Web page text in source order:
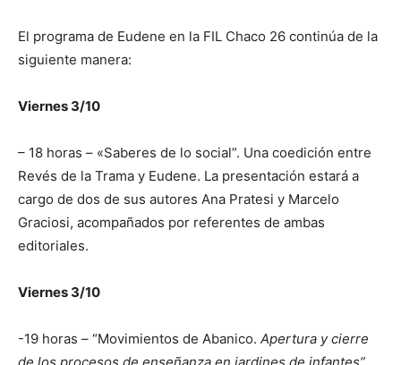
El programa de Eudene en la FIL Chaco 26 continúa de la
siguiente manera:
Viernes 3/10
– 18 horas – «Saberes de lo social”. Una coedición entre
Revés de la Trama y Eudene. La presentación estará a
cargo de dos de sus autores Ana Pratesi y Marcelo
Graciosi, acompañados por referentes de ambas
editoriales.
Viernes 3/10
-19 horas – “Movimientos de Abanico. Apertura y cierre